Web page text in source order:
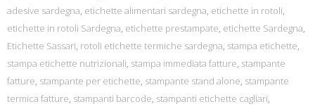
adesive sardegna, etichette alimentari sardegna, etichette in rotoli,
etichette in rotoli Sardegna, etichette prestampate, etichette Sardegna,
Etichette Sassari, rotoli etichette termiche sardegna, stampa etichette,
stampa etichette nutrizionali, stampa immediata fatture, stampante
fatture, stampante per etichette, stampante stand alone, stampante
termica fatture, stampanti barcode, stampanti etichette cagliari,